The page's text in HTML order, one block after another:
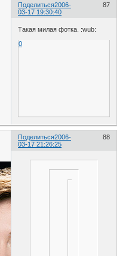
Поделиться 87
2006-
03-17 19:30:40
Такая милая фотка. :wub:
0
Поделиться 88
2006-
03-17 21:26:25